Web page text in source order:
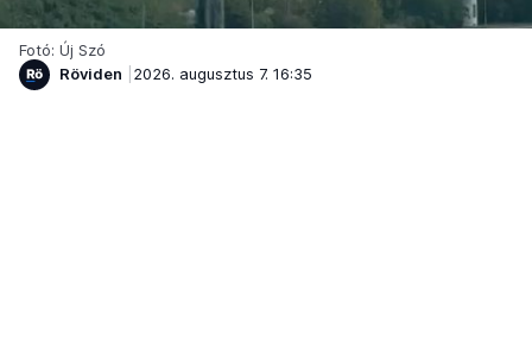
Fotó: Új Szó
Röviden
2026. augusztus 7. 16:35